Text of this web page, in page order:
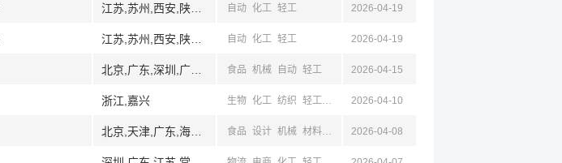
自动 化工 轻工 2026-04-19
自动 化工 轻工 2026-04-19
食品 机械 自动 轻工 2026-04-15
浙江,嘉兴 生物 化工 纺织 轻工 材料 2026-04-10
食品 设计 机械 材料 自动 轻工
2026-04-08